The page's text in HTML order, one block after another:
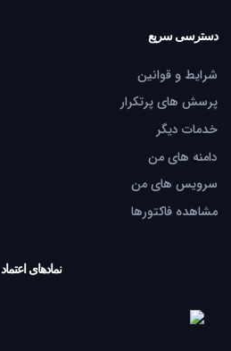
دسترسی سریع
شرایط و قوانین
پرسش های پرتکرار
خدمات دیگر
دامنه های من
سرویس های من
مشاهده فاکتورها
نمادهای اعتماد